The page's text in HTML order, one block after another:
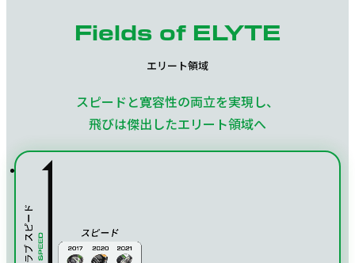
Fields of ELYTE
エリート領域
スピードと寛容性の両立を実現し、
飛びは傑出したエリート領域へ